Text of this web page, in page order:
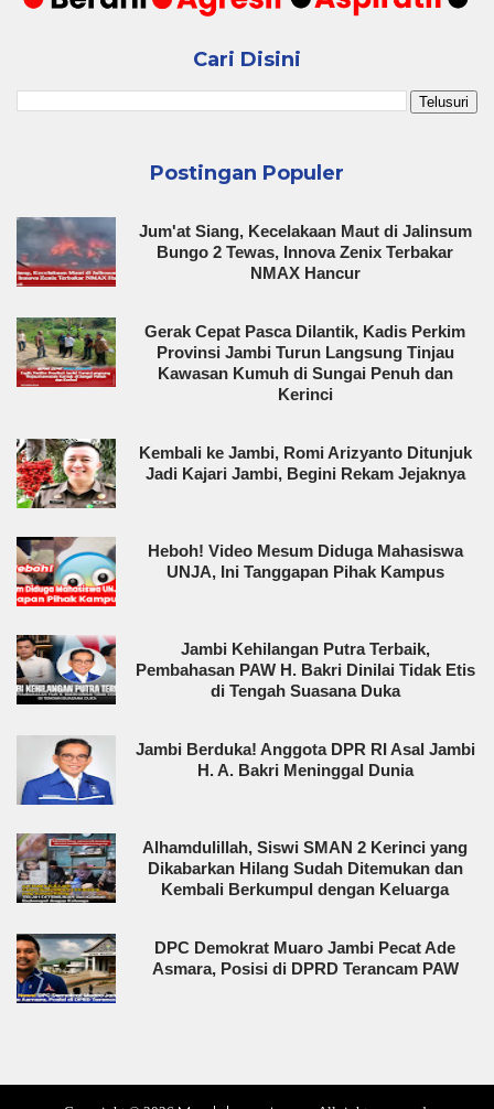
Cari Disini
Postingan Populer
Jum'at Siang, Kecelakaan Maut di Jalinsum
Bungo 2 Tewas, Innova Zenix Terbakar
NMAX Hancur
Gerak Cepat Pasca Dilantik, Kadis Perkim
Provinsi Jambi Turun Langsung Tinjau
Kawasan Kumuh di Sungai Penuh dan
Kerinci
Kembali ke Jambi, Romi Arizyanto Ditunjuk
Jadi Kajari Jambi, Begini Rekam Jejaknya
Heboh! Video Mesum Diduga Mahasiswa
UNJA, Ini Tanggapan Pihak Kampus
Jambi Kehilangan Putra Terbaik,
Pembahasan PAW H. Bakri Dinilai Tidak Etis
di Tengah Suasana Duka
Jambi Berduka! Anggota DPR RI Asal Jambi
H. A. Bakri Meninggal Dunia
Alhamdulillah, Siswi SMAN 2 Kerinci yang
Dikabarkan Hilang Sudah Ditemukan dan
Kembali Berkumpul dengan Keluarga
DPC Demokrat Muaro Jambi Pecat Ade
Asmara, Posisi di DPRD Terancam PAW